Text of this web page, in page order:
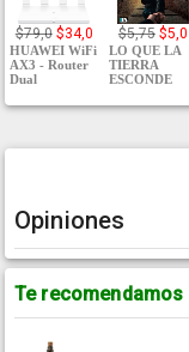
$79,0 $34,0
HUAWEI WiFi
AX3 - Router
Dual
$5,75 $5,0
LO QUE LA
TIERRA
ESCONDE
Opiniones
Te recomendamos